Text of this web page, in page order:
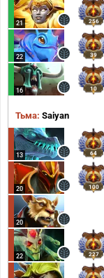
21 256
22 39
16 10
Тьма: Saiyan
13 64
20 100
20
22 227